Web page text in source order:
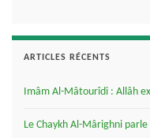
ARTICLES RÉCENTS
Imâm Al-Mâtourîdi : Allâh
Le Chaykh Al-Mârighni